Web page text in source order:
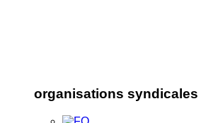
organisations syndicales